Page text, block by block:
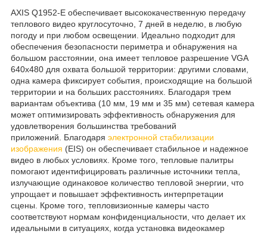
AXIS Q1952-E обеспечивает высококачественную передачу
теплового видео круглосуточно, 7 дней в неделю, в любую
погоду и при любом освещении. Идеально подходит для
обеспечения безопасности периметра и обнаружения на
большом расстоянии, она имеет тепловое разрешение VGA
640x480 для охвата большой территории: другими словами,
одна камера фиксирует события, происходящие на большой
территории и на больших расстояниях. Благодаря трем
вариантам объектива (10 мм, 19 мм и 35 мм) сетевая камера
может оптимизировать эффективность обнаружения для
удовлетворения большинства требований
приложений. Благодаря электронной стабилизации
изображения (EIS) он обеспечивает стабильное и надежное
видео в любых условиях. Кроме того, тепловые палитры
помогают идентифицировать различные источники тепла,
излучающие одинаковое количество тепловой энергии, что
упрощает и повышает эффективность интерпретации
сцены. Кроме того, тепловизионные камеры часто
соответствуют нормам конфиденциальности, что делает их
идеальными в ситуациях, когда установка видеокамер